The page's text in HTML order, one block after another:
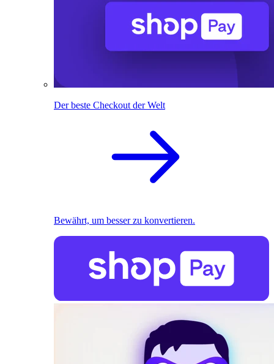
Der beste Checkout der Welt
Bewährt, um besser zu konvertieren.